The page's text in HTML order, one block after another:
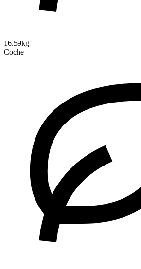
16.59kg
Coche